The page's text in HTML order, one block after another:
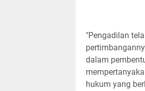
"Pengadilan
dalam
hukum yang